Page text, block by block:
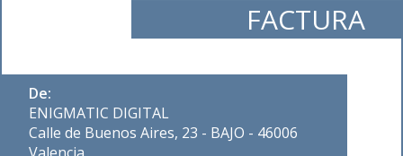
FACTURA
De:
ENIGMATIC DIGITAL
Calle de Buenos Aires, 23 - BAJO - 46006